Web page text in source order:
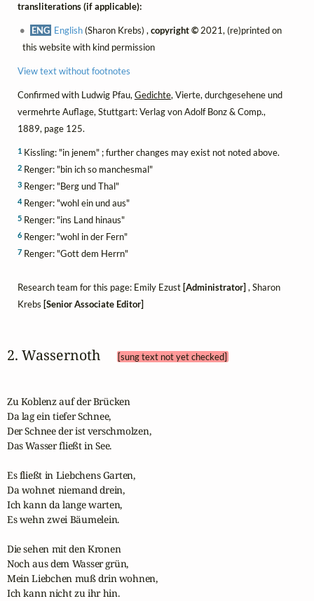
transliterations (if applicable):
ENG English(Sharon Krebs) ,copyright © 2021, (re)printed on
this website with kind permission
View text without footnotes
Confirmed with Ludwig Pfau,Gedichte, Vierte, durchgesehene und
vermehrte Auflage, Stuttgart: Verlag von Adolf Bonz & Comp.,
1889, page 125.
1Kissling: "in jenem" ; further changes may exist not noted above.
2Renger: "bin ich so manchesmal"
3Renger: "Berg und Thal"
4Renger: "wohl ein und aus"
5Renger: "ins Land hinaus"
6Renger: "wohl in der Fern"
7Renger: "Gott dem Herrn"
Research team for this page: Emily Ezust [Administrator] , Sharon
Krebs [Senior Associate Editor]
2. Wassernoth [sung text not yet checked]
Zu Koblenz auf der Brücken
Da lag ein tiefer Schnee,
Der Schnee der ist verschmolzen,
Das Wasser fließt in See.
Es fließt in Liebchens Garten,
Da wohnet niemand drein,
Ich kann da lange warten,
Es wehn zwei Bäumelein.
Die sehen mit den Kronen
Noch aus dem Wasser grün,
Mein Liebchen muß drin wohnen,
Ich kann nicht zu ihr hin.